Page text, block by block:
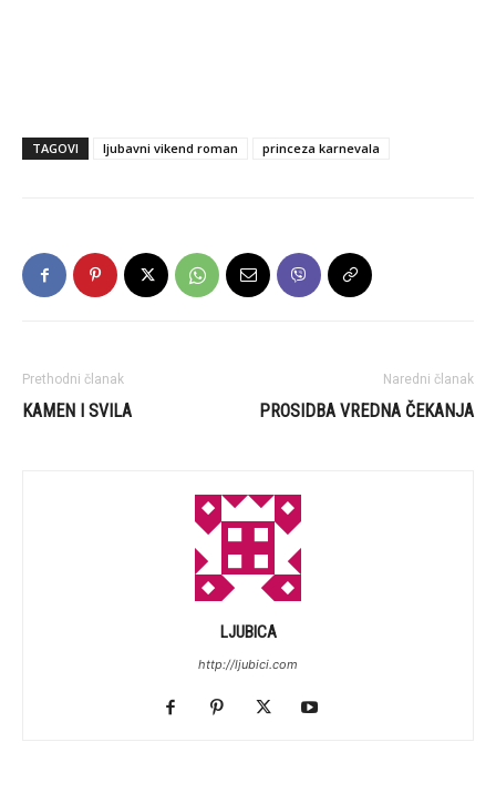
TAGOVI ljubavni vikend roman princeza karnevala
Prethodni članak
KAMEN I SVILA
Naredni članak
PROSIDBA VREDNA ČEKANJA
LJUBICA
http://ljubici.com